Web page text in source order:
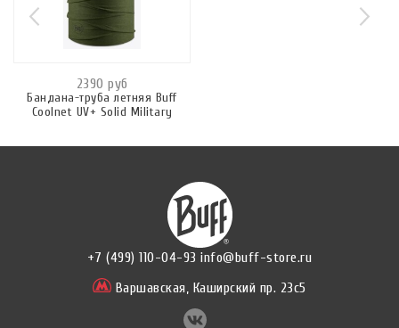
2390 руб
Бандана-труба летняя Buff
Coolnet UV+ Solid Military
+7 (499) 110-04-93 info@buff-store.ru
Варшавская, Каширский пр. 23с5